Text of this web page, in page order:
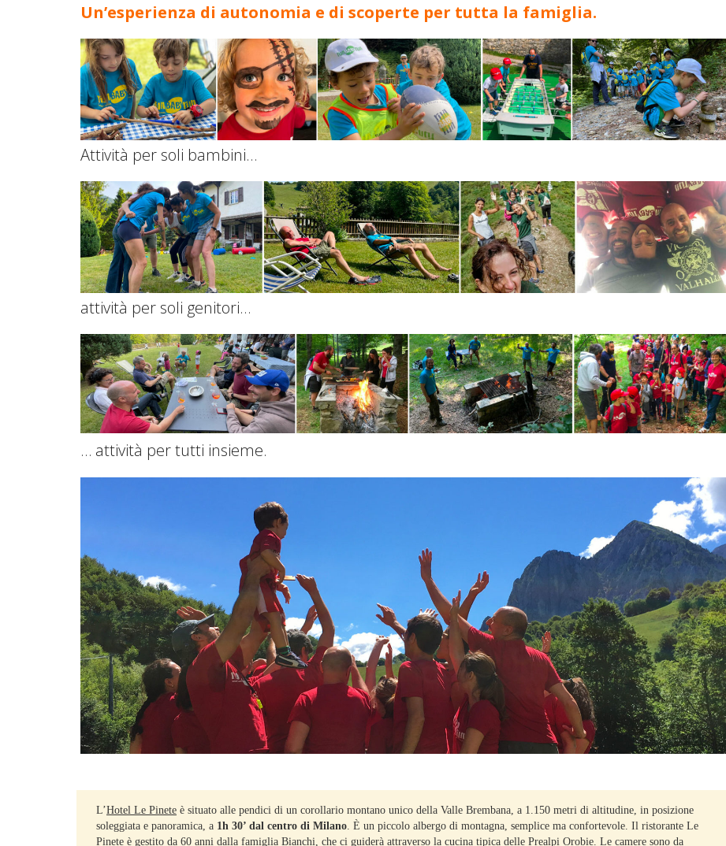
Un’esperienza di autonomia e di scoperte per tutta la famiglia.
Attività per soli bambini…
attività per soli genitori…
… attività per tutti insieme.
L’Hotel Le Pinete è situato alle pendici di un corollario montano unico della Valle Brembana, a 1.150 metri di altitudine, in posizione
soleggiata e panoramica, a 1h 30’ dal centro di Milano . È un piccolo albergo di montagna, semplice ma confortevole. Il ristorante Le
Pinete è gestito da 60 anni dalla famiglia Bianchi, che ci guiderà attraverso la cucina tipica delle Prealpi Orobie. Le camere sono da